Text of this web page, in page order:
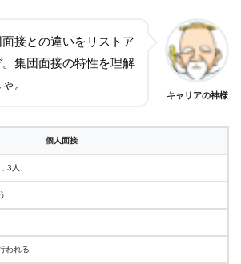
接との違いをリストア
集団面接の特性を理解
。
キャリアの神様
個人面接
3人
われる